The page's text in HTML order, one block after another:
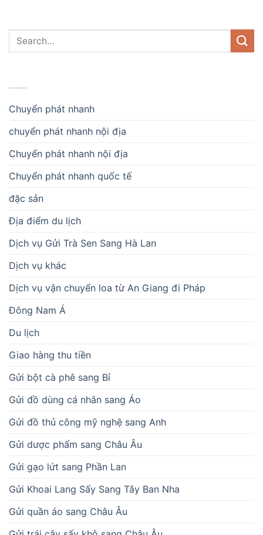
Chuyển phát nhanh
chuyển phát nhanh nội địa
Chuyển phát nhanh nội địa
Chuyển phát nhanh quốc tế
đặc sản
Địa điểm du lịch
Dịch vụ Gửi Trà Sen Sang Hà Lan
Dịch vụ khác
Dịch vụ vận chuyển loa từ An Giang đi Pháp
Đông Nam Á
Du lịch
Giao hàng thu tiền
Gửi bột cà phê sang Bỉ
Gửi đồ dùng cá nhân sang Áo
Gửi đồ thủ công mỹ nghệ sang Anh
Gửi dược phẩm sang Châu Âu
Gửi gạo lứt sang Phần Lan
Gửi Khoai Lang Sấy Sang Tây Ban Nha
Gửi quần áo sang Châu Âu